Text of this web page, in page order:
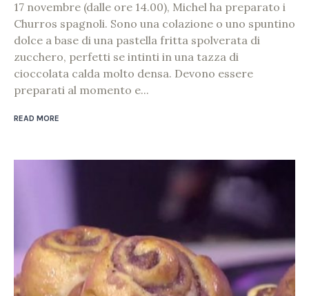
17 novembre (dalle ore 14.00), Michel ha preparato i
Churros spagnoli. Sono una colazione o uno spuntino
dolce a base di una pastella fritta spolverata di
zucchero, perfetti se intinti in una tazza di
cioccolata calda molto densa. Devono essere
preparati al momento e...
READ MORE